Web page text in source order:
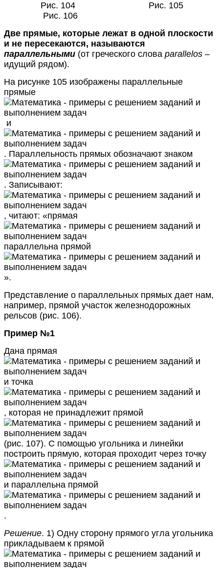
Рис. 104 Рис. 105
Рис. 106
Две прямые, которые лежат в одной плоскости
и не пересекаются, называются
параллельными (от греческого слова parallelos –
идущий рядом).
На рисунке 105 изображены параллельные
прямые
и
. Параллельность прямых обозначают знаком
. Записывают:
, читают: «прямая
параллельна прямой
».
Представление о параллельных прямых дает нам,
например, прямой участок железнодорожных
рельсов (рис. 106).
Пример №1
Дана прямая
и точка
, которая не принадлежит прямой
(рис. 107). С помощью угольника и линейки
построить прямую, которая проходит через точку
и параллельна прямой
.
Решение. 1) Одну сторону прямого угла угольника
прикладываем к прямой